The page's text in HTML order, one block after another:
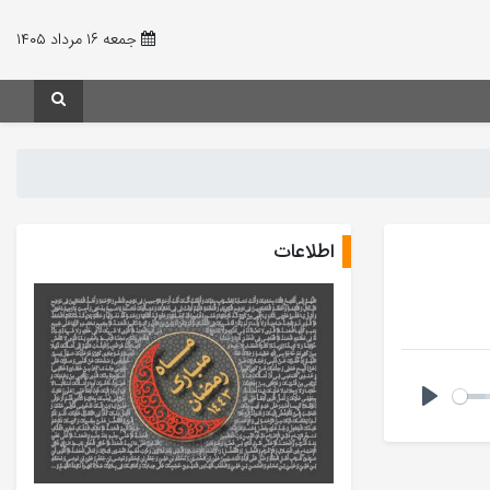
جمعه ۱۶ مرداد ۱۴۰۵
اطلاعات